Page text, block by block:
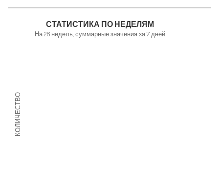
КОЛИЧЕСТВО
СТАТИСТИКА ПО НЕДЕЛЯМ
На 26 недель, суммарные значения за 7 дней